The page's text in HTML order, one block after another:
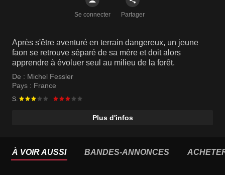
Se connecter Partager
Après s'être aventuré en terrain dangereux, un jeune
faon se retrouve séparé de sa mère et doit alors
apprendre à évoluer seul au milieu de la forêt.
De : Michel Fessler
Pays : France
S.
Plus d'infos
À VOIR AUSSI BANDES-ANNONCES